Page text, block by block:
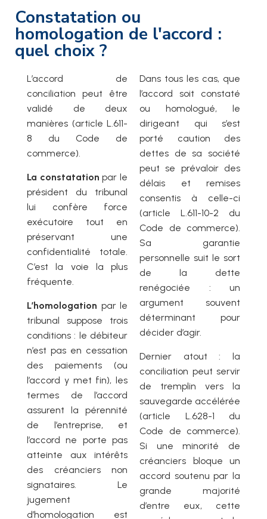
Constatation ou
homologation de l'accord :
quel choix ?
L’accord de
conciliation peut être
validé de deux
manières (article L.611-
8 du Code de
commerce).
La constatation par le
président du tribunal
lui confère force
exécutoire tout en
préservant une
confidentialité totale.
C’est la voie la plus
fréquente.
L’homologation par le
tribunal suppose trois
conditions : le débiteur
n’est pas en cessation
des paiements (ou
l’accord y met fin), les
termes de l’accord
assurent la pérennité
de l’entreprise, et
l’accord ne porte pas
atteinte aux intérêts
des créanciers non
signataires. Le
jugement
d’homologation est
Dans tous les cas, que
l’accord soit constaté
ou homologué, le
dirigeant qui s’est
porté caution des
dettes de sa société
peut se prévaloir des
délais et remises
consentis à celle-ci
(article L.611-10-2 du
Code de commerce).
Sa garantie
personnelle suit le sort
de la dette
renégociée : un
argument souvent
déterminant pour
décider d’agir.
Dernier atout : la
conciliation peut servir
de tremplin vers la
sauvegarde accélérée
(article L.628-1 du
Code de commerce).
Si une minorité de
créanciers bloque un
accord soutenu par la
grande majorité
d’entre eux, cette